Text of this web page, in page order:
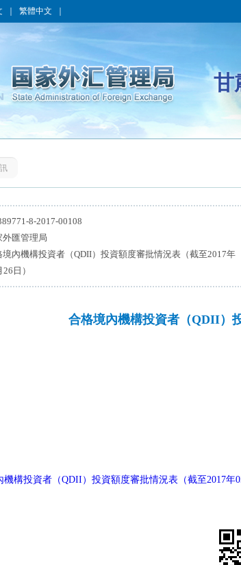
繁體中文
甘
8-2017-00108
外匯管理局
境內機構投資者（QDII）投資額度審批情況表（截至2017年
日）
合格境內機構投資者（QDII）
機構投資者（QDII）投資額度審批情況表（截至2017年